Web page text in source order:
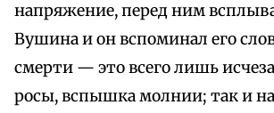
напряжение, перед ним
Вушина и он вспоминал его
смерти — это всего лишь
росы, вспышка молнии; так и